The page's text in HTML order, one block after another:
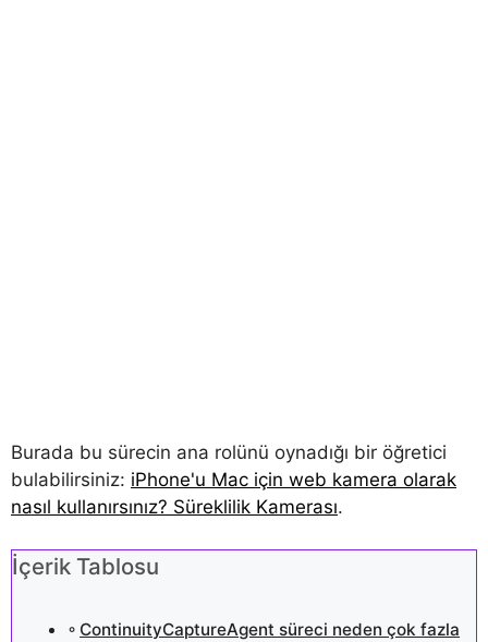
Burada bu sürecin ana rolünü oynadığı bir öğretici
bulabilirsiniz: iPhone'u Mac için web kamera olarak
nasıl kullanırsınız? Süreklilik Kamerası.
İçerik Tablosu
ContinuityCaptureAgent süreci neden çok fazla